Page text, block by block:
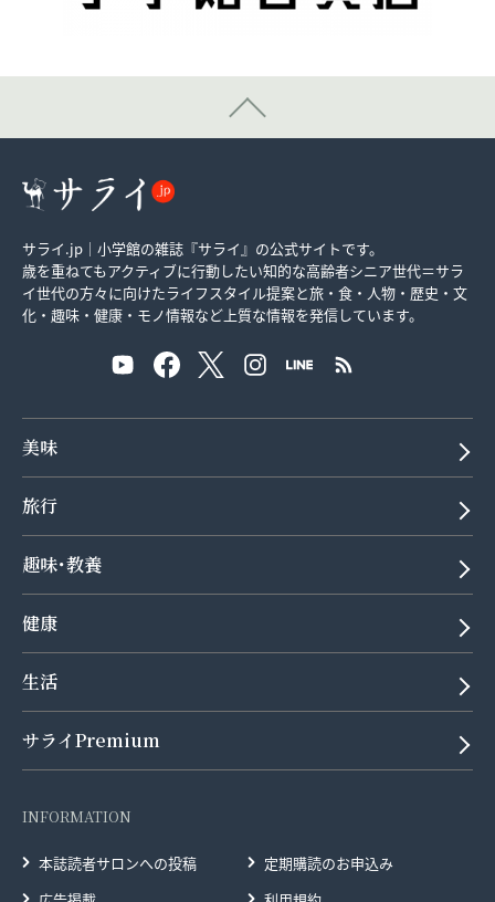
サライ.jp｜小学館の雑誌『サライ』の公式サイトです。
歳を重ねてもアクティブに行動したい知的な高齢者シニア世代＝サラ
イ世代の方々に向けたライフスタイル提案と旅・食・人物・歴史・文
化・趣味・健康・モノ情報など上質な情報を発信しています。
美味
旅行
趣味･教養
健康
生活
サライPremium
INFORMATION
本誌読者サロンへの投稿
定期購読のお申込み